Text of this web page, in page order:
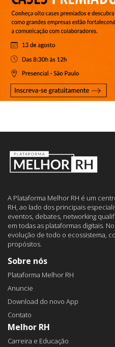
A Plataforma Melhor RH é um
RH, ao lado dos principais
eventos, debates, networking
em todas as plataformas digitais.
evolução de todo o ecossistema,
propósitos.
Sobre nós
Plataforma Melhor RH
Anuncie
Download do novo App
Contato
Melhor RH
Carreira e Educação